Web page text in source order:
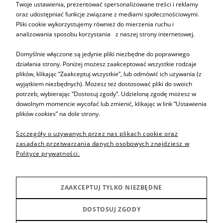
Informacje
Sprzedaż produktów
Producenci
Twoje ustawienia, prezentować spersonalizowane treści i reklamy
oraz udostępniać funkcje związane z mediami społecznościowymi.
Pliki cookie wykorzystujemy również do mierzenia ruchu i
analizowania sposobu korzystania z naszej strony internetowej.
Domyślnie włączone są jedynie pliki niezbędne do poprawnego
działania strony. Poniżej możesz zaakceptować wszystkie rodzaje
plików, klikając “Zaakceptuj wszystkie”, lub odmówić ich używania (z
wyjątkiem niezbędnych). Możesz też dostosować pliki do swoich
potrzeb, wybierając “Dostosuj zgody”. Udzieloną zgodę możesz w
dowolnym momencie wycofać lub zmienić, klikając w link “Ustawienia
plików cookies” na dole strony.
Szczegóły o używanych przez nas plikach cookie oraz
zasadach przetwarzania danych osobowych znajdziesz w
Polityce prywatności.
ZAAKCEPTUJ TYLKO NIEZBĘDNE
DOSTOSUJ ZGODY